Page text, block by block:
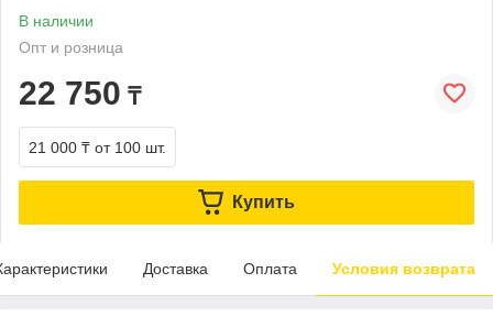
В наличии
Опт и розница
22 750 ₸
21 000 ₸ от 100 шт.
Купить
Доставка Оплата Условия возврата